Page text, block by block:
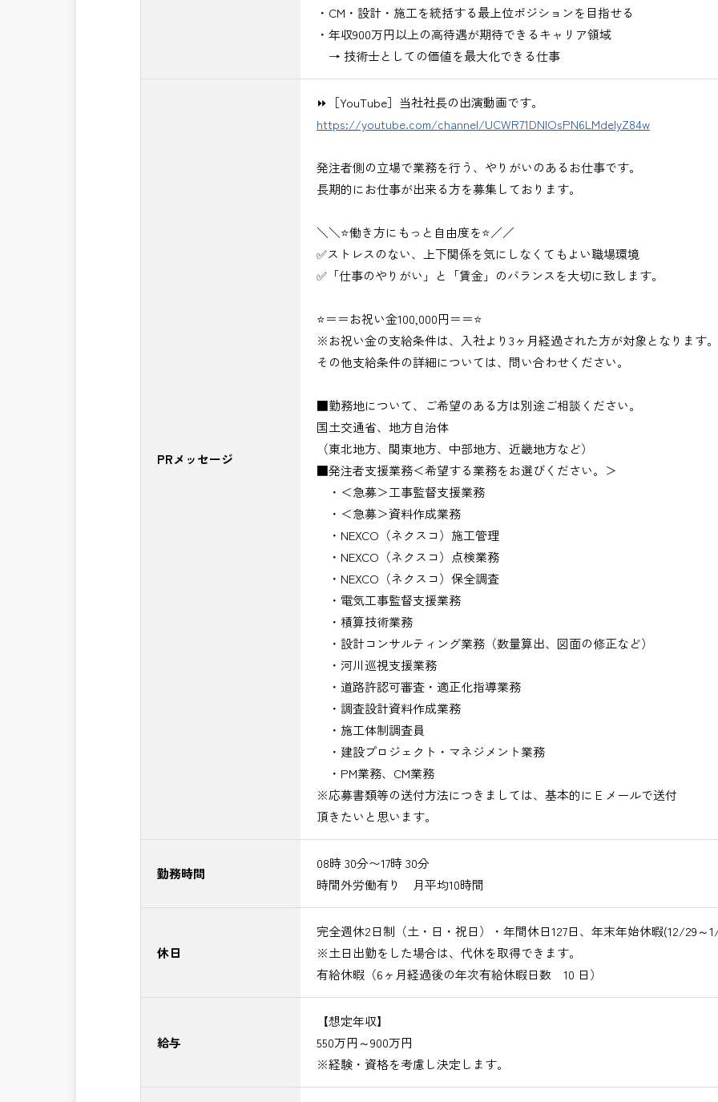
・CM・設計・施工を統括する最上位ポジションを目指せる
・年収900万円以上の高待遇が期待できるキャリア領域
→ 技術士としての価値を最大化できる仕事
PRメッセージ
⏩［YouTube］当社社長の出演動画です。
https://youtube.com/channel/UCWR71DNlOsPN6LMdeIyZ84w
発注者側の立場で業務を行う、やりがいのあるお仕事です。
長期的にお仕事が出来る方を募集しております。
＼＼⭐働き方にもっと自由度を⭐／／
✅ストレスのない、上下関係を気にしなくてもよい職場環境
✅「仕事のやりがい」と「賃金」のバランスを大切に致します。
⭐＝＝お祝い金100,000円＝＝⭐
※お祝い金の支給条件は、入社より3ヶ月経過された方が対象となります。
その他支給条件の詳細については、問い合わせください。
■勤務地について、ご希望のある方は別途ご相談ください。
国土交通省、地方自治体
（東北地方、関東地方、中部地方、近畿地方など）
■発注者支援業務＜希望する業務をお選びください。＞
・＜急募＞工事監督支援業務
・＜急募＞資料作成業務
・NEXCO（ネクスコ）施工管理
・NEXCO（ネクスコ）点検業務
・NEXCO（ネクスコ）保全調査
・電気工事監督支援業務
・積算技術業務
・設計コンサルティング業務（数量算出、図面の修正など）
・河川巡視支援業務
・道路許認可審査・適正化指導業務
・調査設計資料作成業務
・施工体制調査員
・建設プロジェクト・マネジメント業務
・PM業務、CM業務
※応募書類等の送付方法につきましては、基本的にＥメールで送付
頂きたいと思います。
勤務時間
08時 30分〜17時 30分
時間外労働有り 月平均10時間
休日
完全週休2日制（土・日・祝日）・年間休日127日、年末年始休暇(12/29～
※土日出勤をした場合は、代休を取得できます。
有給休暇（6ヶ月経過後の年次有給休暇日数 10 日）
給与
【想定年収】
550万円～900万円
※経験・資格を考慮し決定します。